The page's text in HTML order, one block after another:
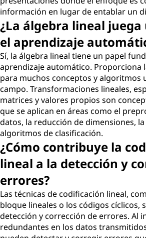
información en lugar de entablar un
¿La álgebra lineal juega
el aprendizaje
Sí, la álgebra lineal tiene un papel
aprendizaje automático. Proporciona
para muchos conceptos y algoritmos
campo. Transformaciones lineales,
matrices y valores propios son
que se aplican en áreas como el
datos, la reducción de dimensiones,
algoritmos de clasificación.
¿Cómo contribuye la
lineal a la detección y
errores?
Las técnicas de codificación lineal,
bloque lineales o los códigos cíclicos,
detección y corrección de errores. Al
redundantes en los datos